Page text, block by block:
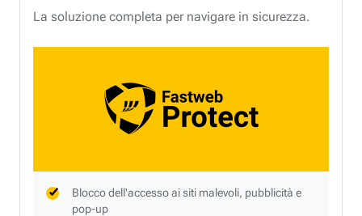
La soluzione completa per navigare in sicurezza.
Blocco dell'accesso ai siti malevoli, pubblicità e
pop-up